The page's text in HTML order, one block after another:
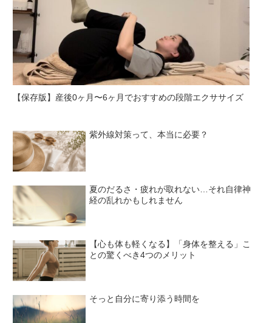
【保存版】産後0ヶ月〜6ヶ月でおすすめの段階エクササイズ
紫外線対策って、本当に必要？
夏のだるさ・疲れが取れない…それ自律神
経の乱れかもしれません
【心も体も軽くなる】「身体を整える」こ
との驚くべき4つのメリット
そっと自分に寄り添う時間を